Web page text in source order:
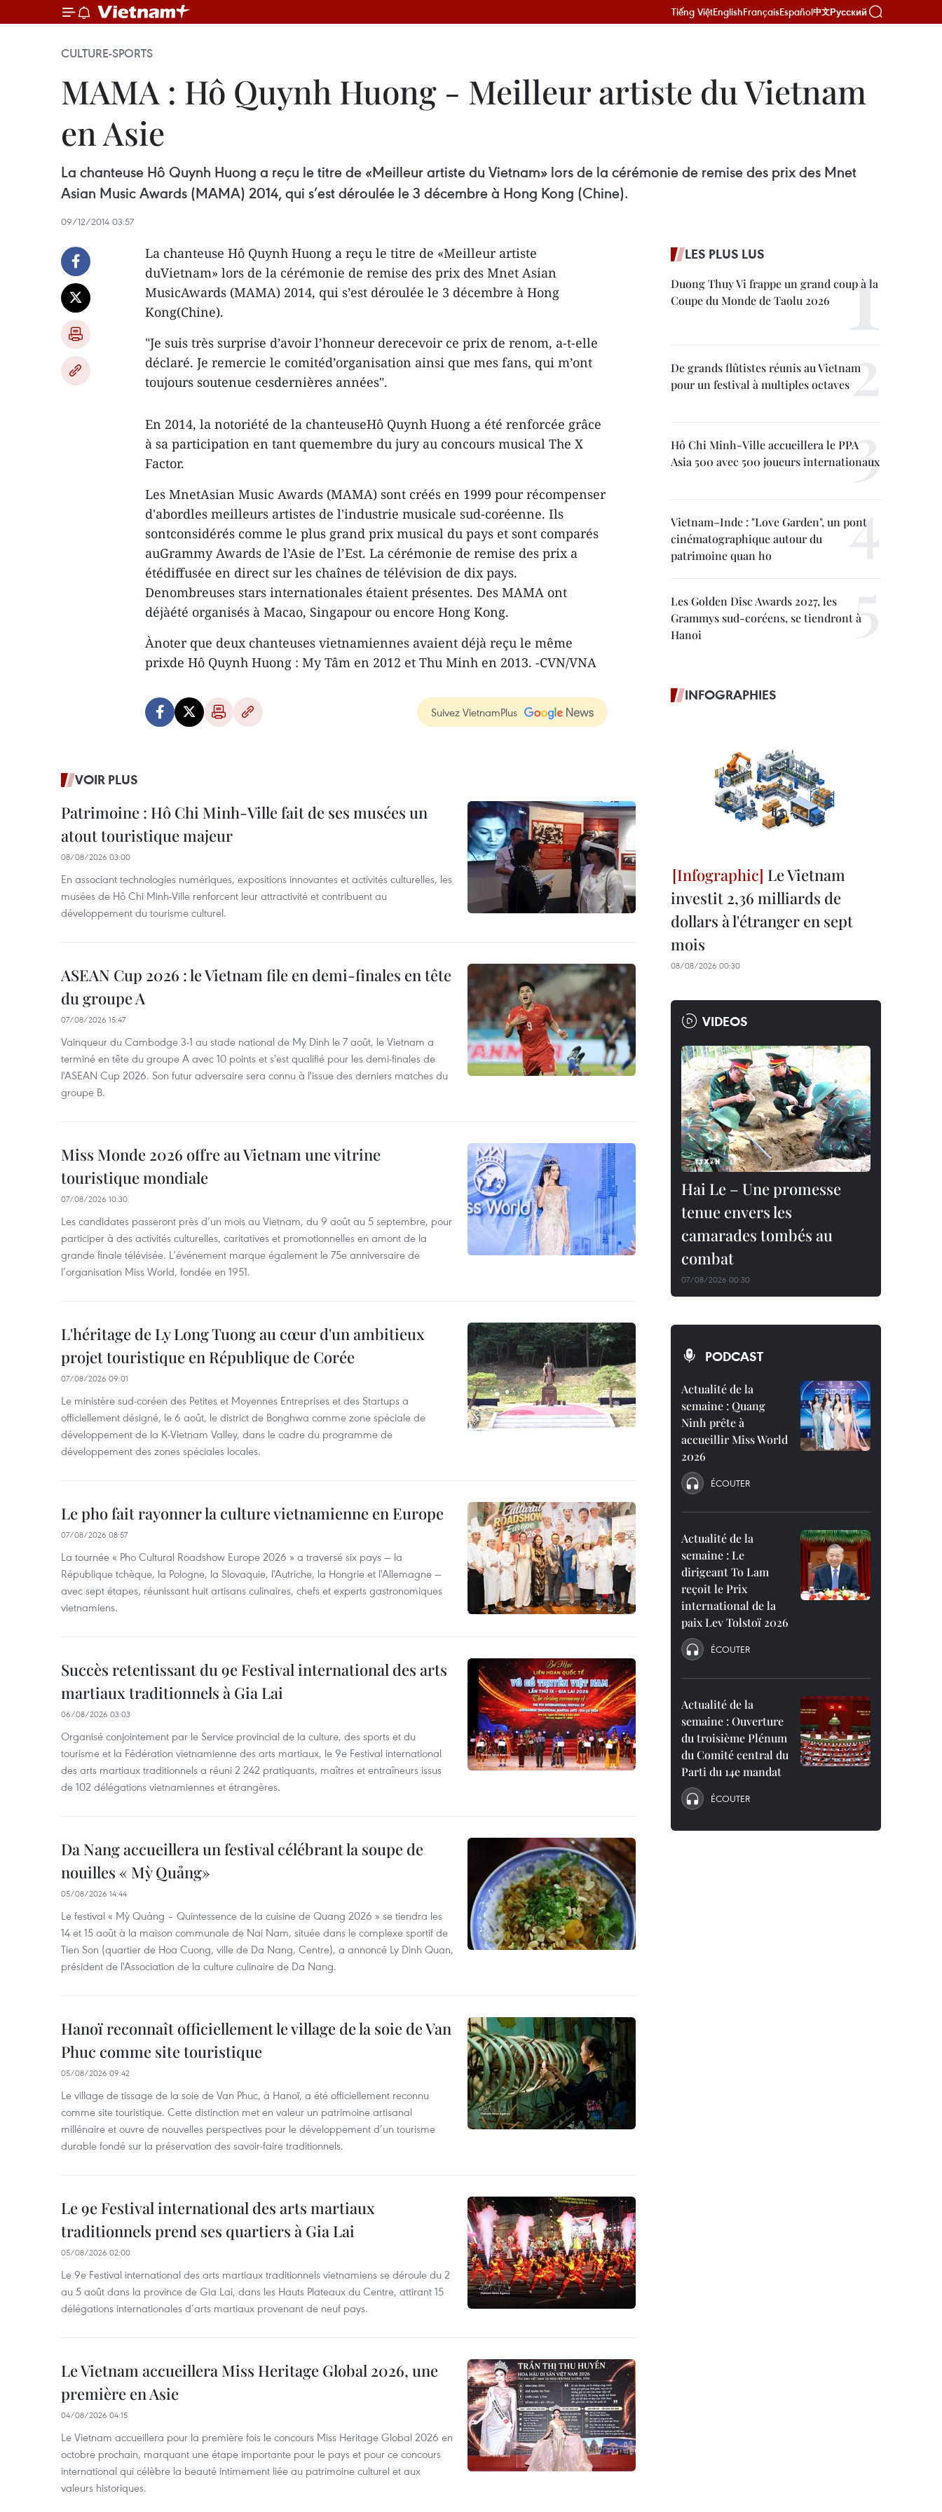
Tiếng ViệtEnglishFrançaisEspañol中文Русский
CULTURE-SPORTS
MAMA : Hô Quynh Huong - Meilleur artiste du Vietnam
en Asie
La chanteuse Hô Quynh Huong a reçu le titre de «Meilleur artiste du Vietnam» lors de la cérémonie de remise des prix des Mnet
Asian Music Awards (MAMA) 2014, qui s’est déroulée le 3 décembre à Hong Kong (Chine).
09/12/2014 03:57
La chanteuse Hô Quynh Huong a reçu le titre de «Meilleur artiste
duVietnam» lors de la cérémonie de remise des prix des Mnet Asian
MusicAwards (MAMA) 2014, qui s’est déroulée le 3 décembre à Hong
Kong(Chine).
"Je suis très surprise d’avoir l’honneur derecevoir ce prix de renom, a-t-elle
déclaré. Je remercie le comitéd’organisation ainsi que mes fans, qui m’ont
toujours soutenue cesdernières années".
En 2014, la notoriété de la chanteuseHô Quynh Huong a été renforcée grâce
à sa participation en tant quemembre du jury au concours musical The X
Factor.
Les MnetAsian Music Awards (MAMA) sont créés en 1999 pour récompenser
d'abordles meilleurs artistes de l'industrie musicale sud-coréenne. Ils
sontconsidérés comme le plus grand prix musical du pays et sont comparés
auGrammy Awards de l’Asie de l’Est. La cérémonie de remise des prix a
étédiffusée en direct sur les chaînes de télévision de dix pays.
Denombreuses stars internationales étaient présentes. Des MAMA ont
déjàété organisés à Macao, Singapour ou encore Hong Kong.
Ànoter que deux chanteuses vietnamiennes avaient déjà reçu le même
prixde Hô Quynh Huong : My Tâm en 2012 et Thu Minh en 2013. -CVN/VNA
Suivez VietnamPlus
VOIR PLUS
Patrimoine : Hô Chi Minh-Ville fait de ses musées un
atout touristique majeur
08/08/2026 03:00
En associant technologies numériques, expositions innovantes et activités culturelles, les
musées de Hô Chi Minh-Ville renforcent leur attractivité et contribuent au
développement du tourisme culturel.
ASEAN Cup 2026 : le Vietnam file en demi-finales en tête
du groupe A
07/08/2026 15:47
Vainqueur du Cambodge 3-1 au stade national de My Dinh le 7 août, le Vietnam a
terminé en tête du groupe A avec 10 points et s'est qualifié pour les demi-finales de
l'ASEAN Cup 2026. Son futur adversaire sera connu à l'issue des derniers matches du
groupe B.
Miss Monde 2026 offre au Vietnam une vitrine
touristique mondiale
07/08/2026 10:30
Les candidates passeront près d’un mois au Vietnam, du 9 août au 5 septembre, pour
participer à des activités culturelles, caritatives et promotionnelles en amont de la
grande finale télévisée. L’événement marque également le 75e anniversaire de
l’organisation Miss World, fondée en 1951.
L'héritage de Ly Long Tuong au cœur d'un ambitieux
projet touristique en République de Corée
07/08/2026 09:01
Le ministère sud-coréen des Petites et Moyennes Entreprises et des Startups a
officiellement désigné, le 6 août, le district de Bonghwa comme zone spéciale de
développement de la K-Vietnam Valley, dans le cadre du programme de
développement des zones spéciales locales.
Le pho fait rayonner la culture vietnamienne en Europe
07/08/2026 08:57
La tournée « Pho Cultural Roadshow Europe 2026 » a traversé six pays — la
République tchèque, la Pologne, la Slovaquie, l'Autriche, la Hongrie et l'Allemagne —
avec sept étapes, réunissant huit artisans culinaires, chefs et experts gastronomiques
vietnamiens.
Succès retentissant du 9e Festival international des arts
martiaux traditionnels à Gia Lai
06/08/2026 03:03
Organisé conjointement par le Service provincial de la culture, des sports et du
tourisme et la Fédération vietnamienne des arts martiaux, le 9e Festival international
des arts martiaux traditionnels a réuni 2 242 pratiquants, maîtres et entraîneurs issus
de 102 délégations vietnamiennes et étrangères.
Da Nang accueillera un festival célébrant la soupe de
nouilles « Mỳ Quảng»
05/08/2026 14:44
Le festival « Mỳ Quảng – Quintessence de la cuisine de Quang 2026 » se tiendra les
14 et 15 août à la maison communale de Nai Nam, située dans le complexe sportif de
Tien Son (quartier de Hoa Cuong, ville de Da Nang, Centre), a annoncé Ly Dinh Quan,
président de l'Association de la culture culinaire de Da Nang.
Hanoï reconnaît officiellement le village de la soie de Van
Phuc comme site touristique
05/08/2026 09:42
Le village de tissage de la soie de Van Phuc, à Hanoï, a été officiellement reconnu
comme site touristique. Cette distinction met en valeur un patrimoine artisanal
millénaire et ouvre de nouvelles perspectives pour le développement d’un tourisme
durable fondé sur la préservation des savoir-faire traditionnels.
Le 9e Festival international des arts martiaux
traditionnels prend ses quartiers à Gia Lai
05/08/2026 02:00
Le 9e Festival international des arts martiaux traditionnels vietnamiens se déroule du 2
au 5 août dans la province de Gia Lai, dans les Hauts Plateaux du Centre, attirant 15
délégations internationales d’arts martiaux provenant de neuf pays.
Le Vietnam accueillera Miss Heritage Global 2026, une
première en Asie
04/08/2026 04:15
Le Vietnam accueillera pour la première fois le concours Miss Heritage Global 2026 en
octobre prochain, marquant une étape importante pour le pays et pour ce concours
international qui célèbre la beauté intimement liée au patrimoine culturel et aux
valeurs historiques.
LES PLUS LUS
Duong Thuy Vi frappe un grand coup à la
Coupe du Monde de Taolu 2026
De grands flûtistes réunis au Vietnam
pour un festival à multiples octaves
Hô Chi Minh-Ville accueillera le PPA
Asia 500 avec 500 joueurs internationaux
Vietnam–Inde : "Love Garden", un pont
cinématographique autour du
patrimoine quan ho
Les Golden Disc Awards 2027, les
Grammys sud-coréens, se tiendront à
Hanoi
INFOGRAPHIES
Le Vietnam
investit 2,36 milliards de
dollars à l'étranger en sept
mois
08/08/2026 00:30
VIDEOS
Hai Le – Une promesse
tenue envers les
camarades tombés au
combat
07/08/2026 00:30
PODCAST
Actualité de la
semaine : Quang
Ninh prête à
accueillir Miss World
2026
ÉCOUTER
Actualité de la
semaine : Le
dirigeant To Lam
reçoit le Prix
international de la
paix Lev Tolstoï 2026
ÉCOUTER
Actualité de la
semaine : Ouverture
du troisième Plénum
du Comité central du
Parti du 14e mandat
ÉCOUTER